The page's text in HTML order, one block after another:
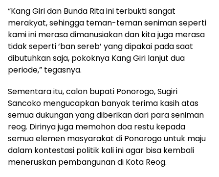
“Kang Giri dan Bunda Rita ini terbukti sangat
merakyat, sehingga teman-teman seniman seperti
kami ini merasa dimanusiakan dan kita juga merasa
tidak seperti ‘ban sereb’ yang dipakai pada saat
dibutuhkan saja, pokoknya Kang Giri lanjut dua
periode,” tegasnya.
Sementara itu, calon bupati Ponorogo, Sugiri
Sancoko mengucapkan banyak terima kasih atas
semua dukungan yang diberikan dari para seniman
reog. Dirinya juga memohon doa restu kepada
semua elemen masyarakat di Ponorogo untuk maju
dalam kontestasi politik kali ini agar bisa kembali
meneruskan pembangunan di Kota Reog.